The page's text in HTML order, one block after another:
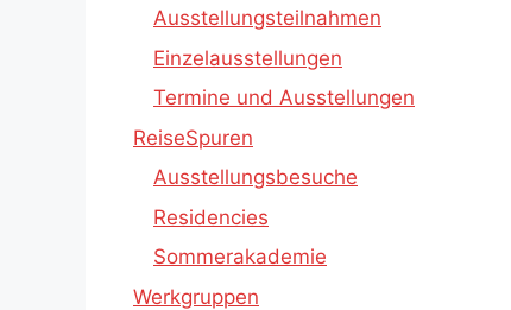
Ausstellungsteilnahmen
Einzelausstellungen
Termine und Ausstellungen
ReiseSpuren
Ausstellungsbesuche
Residencies
Sommerakademie
Werkgruppen